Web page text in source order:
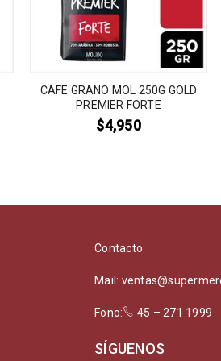
CAFE GRANO MOL 250G GOLD
PREMIER FORTE
$4,950
Contacto
Mail:
Fono: 45 – 271 1999
SÍGUENOS